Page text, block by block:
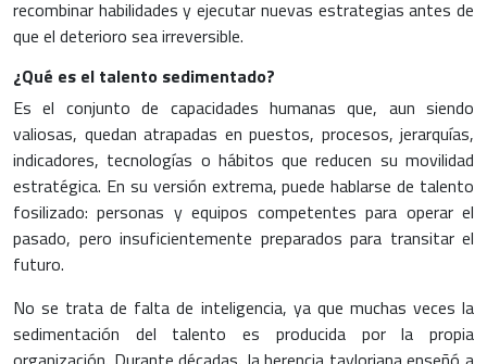
recombinar habilidades y ejecutar nuevas estrategias antes de
que el deterioro sea irreversible.
¿Qué es el talento sedimentado?
Es el conjunto de capacidades humanas que, aun siendo
valiosas, quedan atrapadas en puestos, procesos, jerarquías,
indicadores, tecnologías o hábitos que reducen su movilidad
estratégica. En su versión extrema, puede hablarse de talento
fosilizado: personas y equipos competentes para operar el
pasado, pero insuficientemente preparados para transitar el
futuro.
No se trata de falta de inteligencia, ya que muchas veces la
sedimentación del talento es producida por la propia